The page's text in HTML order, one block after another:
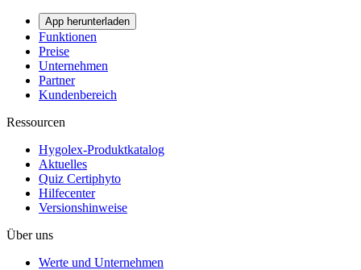
App herunterladen
Funktionen
Preise
Unternehmen
Partner
Kundenbereich
Ressourcen
Hygolex-Produktkatalog
Aktuelles
Quiz Certiphyto
Hilfecenter
Versionshinweise
Über uns
Werte und Unternehmen